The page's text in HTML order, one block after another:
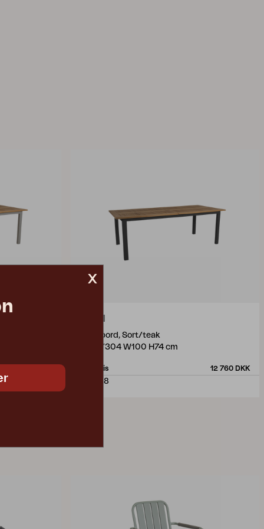
spisebord, Sort/teak
L224/304 W100 H74 cm
Vejl. pris 12 760 DKK
4743-8
x